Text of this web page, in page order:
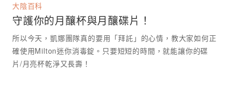
大陰百科
守護你的月釀杯與月釀碟片！
所以今天，凱娜團隊真的要用「拜託」的心情，教大家如何正
確使用Milton迷你消毒錠。只要短短的時間，就能讓你的碟